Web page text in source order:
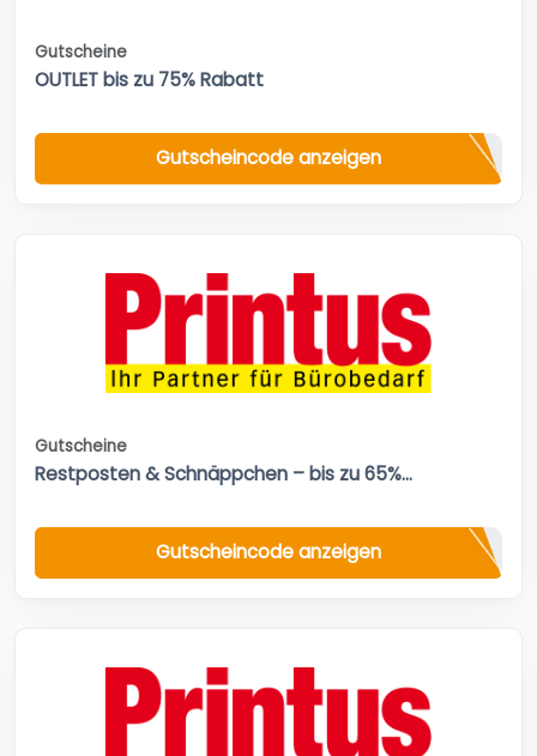
Gutscheine
OUTLET bis zu 75% Rabatt
Gutscheincode anzeigen
Gutscheine
Restposten & Schnäppchen – bis zu 65%...
Gutscheincode anzeigen